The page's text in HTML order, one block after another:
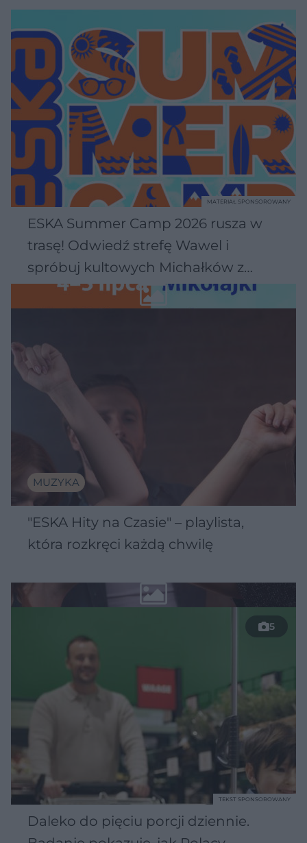
ESKA Summer Camp 2026 rusza w
trasę! Odwiedź strefę Wawel i
spróbuj kultowych Michałków z
Wawelu
MATERIAŁ SPONSOROWANY
MUZYKA
"ESKA Hity na Czasie" – playlista,
która rozkręci każdą chwilę
5
Daleko do pięciu porcji dziennie.
TEKST SPONSOROWANY